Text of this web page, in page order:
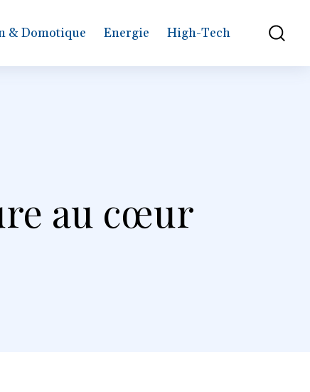
& Domotique Energie High-Tech
au cœur